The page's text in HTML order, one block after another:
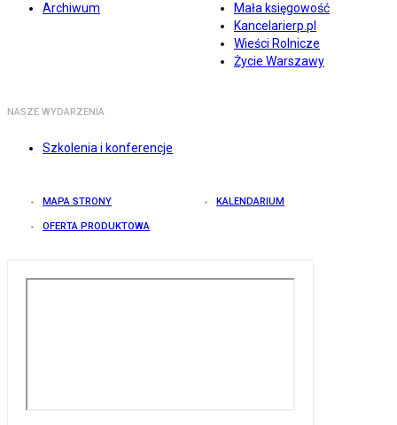
Archiwum
Mała księgowość
Kancelarierp.pl
Wieści Rolnicze
Życie Warszawy
NASZE WYDARZENIA
Szkolenia i konferencje
MAPA STRONY KALENDARIUM
OFERTA PRODUKTOWA